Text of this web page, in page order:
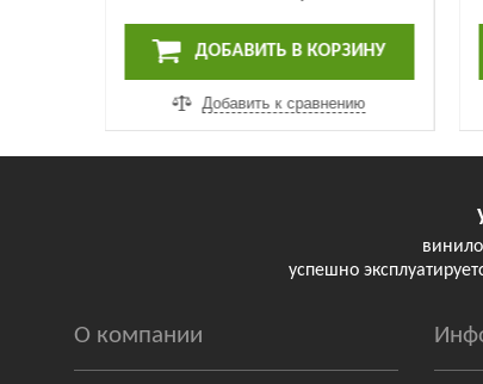
ДОБАВИТЬ В КОРЗИНУ
Добавить к сравнению
успешно
О компании